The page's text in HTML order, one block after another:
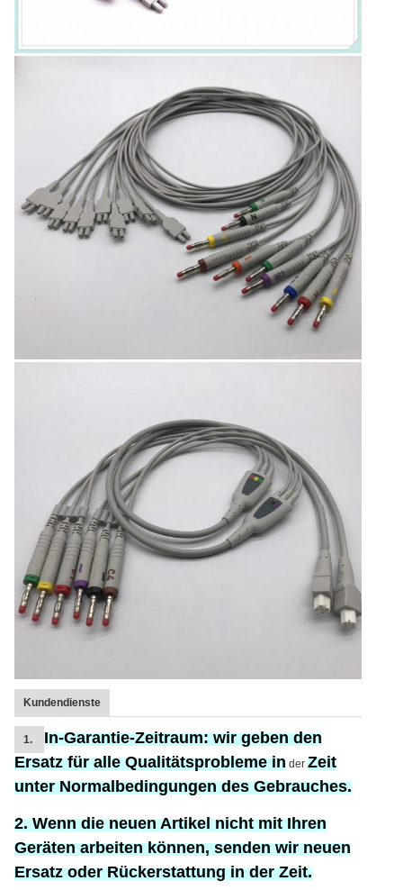
Kundendienste
1. In-Garantie-Zeitraum:wir geben den
Ersatzfüralle Qualitätsprobleme in der Zeit
unter Normalbedingungen des Gebrauches.
2. Wenn die neuen Artikel nicht mit Ihren
Geräten arbeiten können, senden wir neuen
Ersatz oder Rückerstattung in der Zeit.